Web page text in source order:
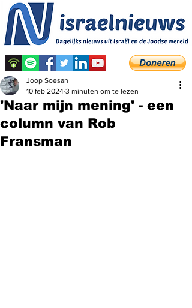
'Naar mijn mening' - een
column van Rob
Fransman
Joop Soesan
10 feb 2024 3 minuten om te lezen